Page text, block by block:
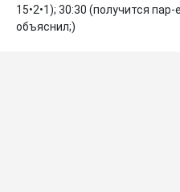
15•2•1); 30:30 (получится
объяснил;)